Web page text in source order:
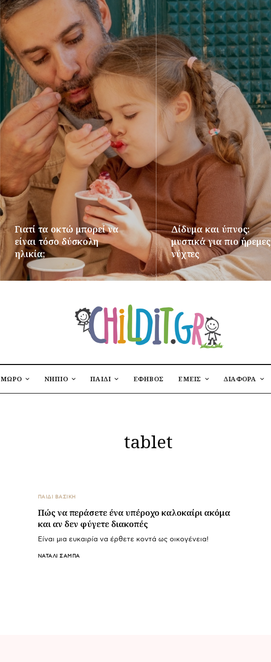
Γιατί τα οκτώ μπορεί να
είναι τόσο δύσκολη
ηλικία;
ΠΕΡΙΣΣΌΤΕΡΑ
Δίδυμα και ύπνος:
μυστικά για πιο ήρεμες
νύχτες
ΠΕΡΙΣΣΌΤΕΡΑ
ΜΩΡΟ ΝΗΠΙΟ ΠΑΙΔΙ ΕΦΗΒΟΣ ΕΜΕΙΣ ΔΙΑΦΟΡΑ
tablet
ΠΑΙΔΙ ΒΑΣΙΚΉ
Πώς να περάσετε ένα υπέροχο καλοκαίρι ακόμα
και αν δεν φύγετε διακοπές
Είναι μια ευκαιρία να έρθετε κοντά ως οικογένεια!
ΝΑΤΑΛΊ ΣΑΜΠΆ